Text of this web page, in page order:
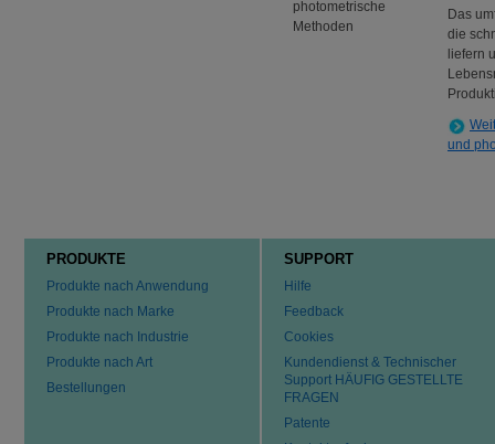
Das
die
liefern
und
PRODUKTE
Produkte nach Anwendung
Produkte nach Marke
Produkte nach Industrie
Produkte nach Art
Bestellungen
SUPPORT
Hilfe
Feedback
Cookies
Kundendienst & Technischer
Support HÄUFIG GESTELLTE
FRAGEN
Patente